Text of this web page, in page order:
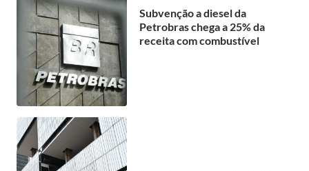
Subvenção a diesel da
Petrobras chega a 25% da
receita com combustível